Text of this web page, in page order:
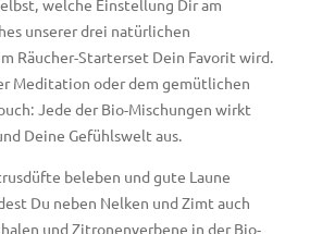
unserer drei natürlichen
Räucher-Starterset Dein Favorit wird.
Meditation oder dem gemütlichen
Jede der Bio-Mischungen wirkt
Deine Gefühlswelt aus.
beleben und gute Laune
Du neben Nelken und Zimt auch
und Zitronenverbene in der Bio-